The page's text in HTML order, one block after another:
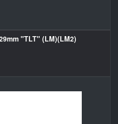
"TLT" (LM)(LM2)